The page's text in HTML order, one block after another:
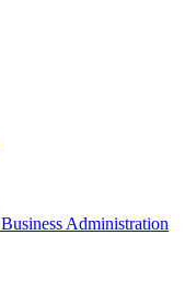
Administration